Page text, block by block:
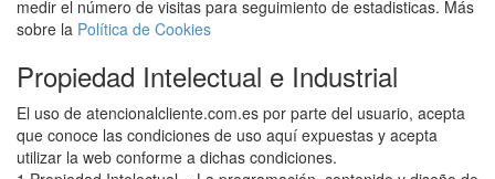
medir el número de visitas para seguimiento de estadisticas. Más
sobre la Política de Cookies
Propiedad Intelectual e Industrial
El uso de atencionalcliente.com.es por parte del usuario, acepta
que conoce las condiciones de uso aquí expuestas y acepta
utilizar la web conforme a dichas condiciones.